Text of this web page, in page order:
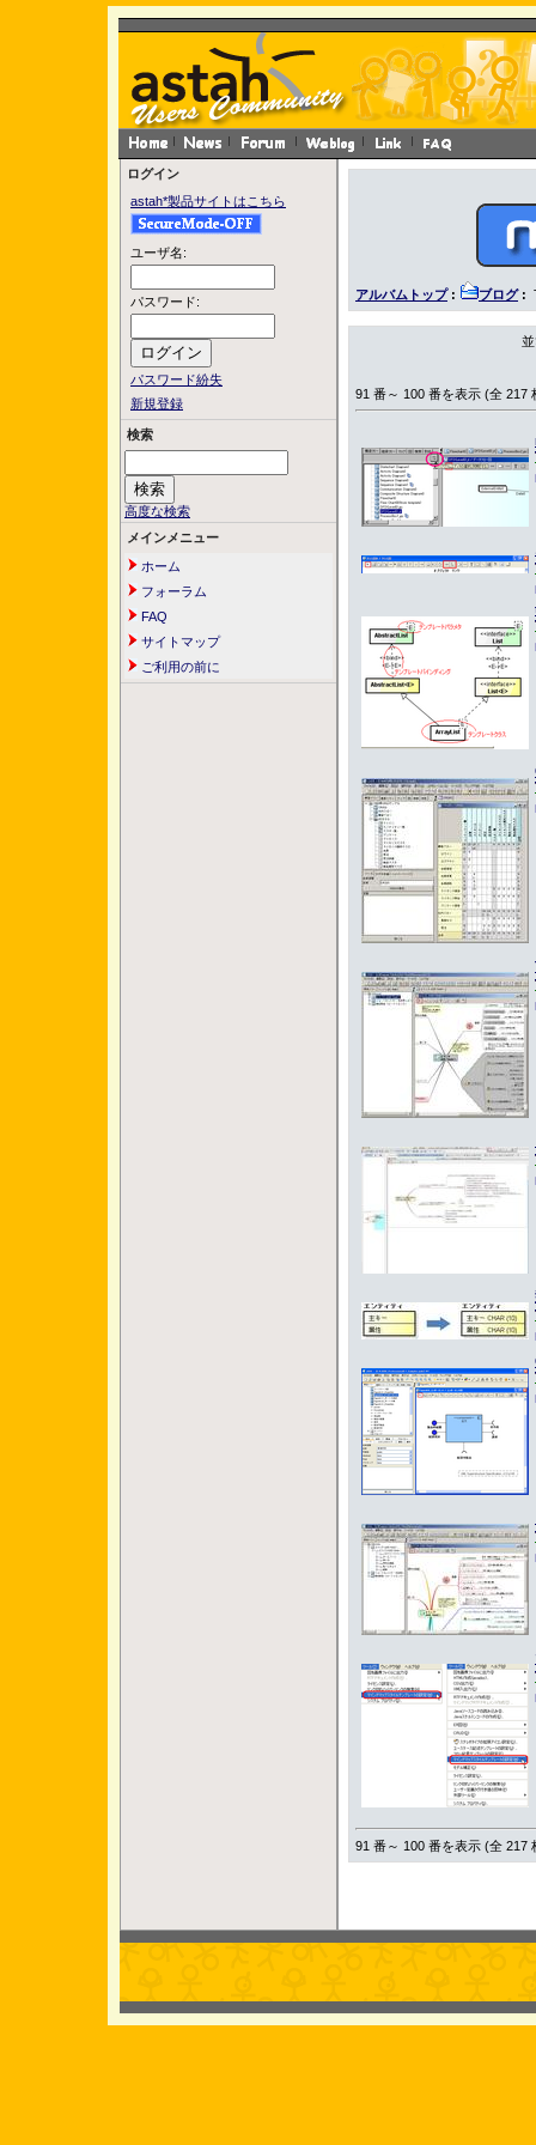
ログイン
astah*製品サイトはこちら
ユーザ名:
パスワード:
パスワード紛失
新規登録
検索
高度な検索
メインメニュー
ホーム
フォーラム
FAQ
サイトマップ
ご利用の前に
アルバムトップ: ブログ:
91 番～ 100 番を表示 (全 217
91 番～ 100 番を表示 (全 217